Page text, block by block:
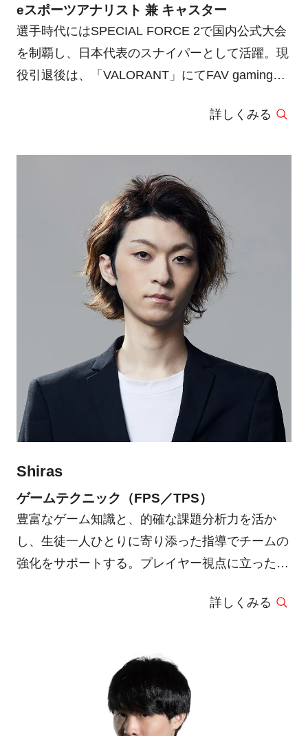
eスポーツアナリスト 兼 キャスター
選手時代にはSPECIAL FORCE 2で国内公式大会
を制覇し、日本代表のスナイパーとして活躍。現
役引退後は、「VALORANT」にてFAV gamingの
の実績を持つ。現在は「VALORANT」の日本公
・VALORANT Champions Tour 2023 Masters
Tokyo（ アナリスト）
・VALORANT Champions Los Angeles 2023（解
・VALORANT Champions Seoul 2024（解説・ア
・VALORANT Champions Tour 2021: Japan
Stage 1/4 位
（ チームアナリスト）
・VALORANT Champions Tour 2022 Stage1 :
Challengers Japan Playoffs 4 位（チームアナリ
・STAGE:0 VALORANT 2022/2023 : 優勝（講
師）
詳しくみる
Shiras
ゲームテクニック（FPS／TPS）
豊富なゲーム知識と、的確な課題分析力を活か
し、生徒一人ひとりに寄り添った指導でチームの
強化をサポートする。プレイヤー視点に立ったフ
プローチが持ち味。生徒たちのさらなる飛躍を後
詳しくみる